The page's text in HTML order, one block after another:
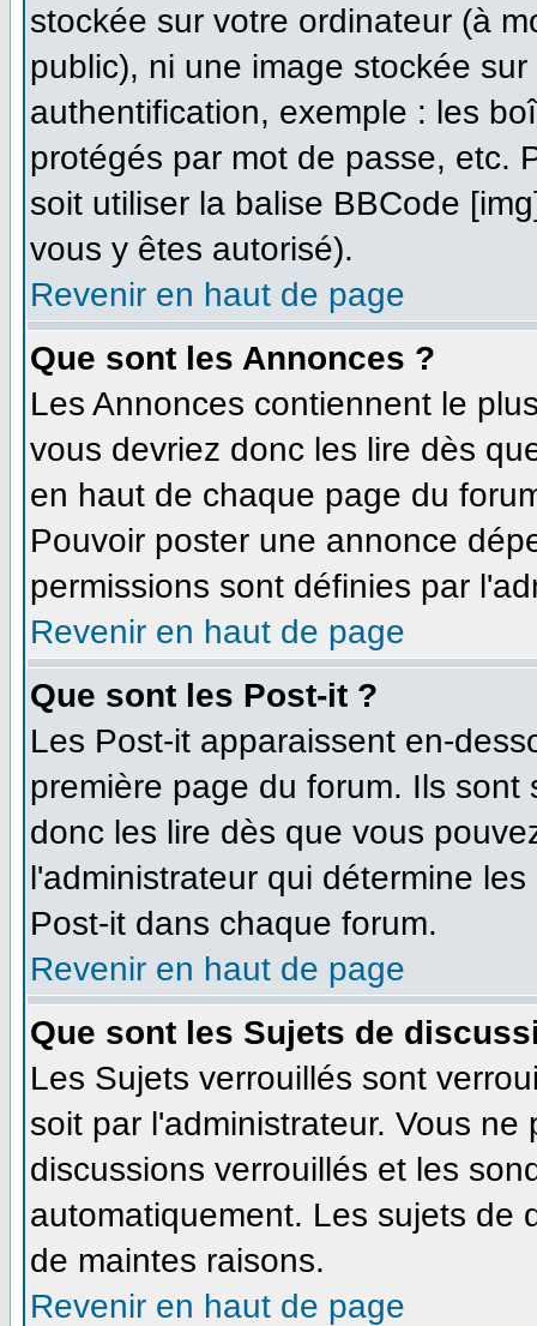
stockée sur votre ordinateur (à
public), ni une image stockée
authentification, exemple : les
protégés par mot de passe, etc.
soit utiliser la balise BBCode
vous y êtes autorisé).
Revenir en haut de page
Que sont les Annonces ?
Les Annonces contiennent le
vous devriez donc les lire dès
en haut de chaque page du
Pouvoir poster une annonce
permissions sont définies par
Revenir en haut de page
Que sont les Post-it ?
Les Post-it apparaissent en-
première page du forum. Ils
donc les lire dès que vous
l'administrateur qui détermine
Post-it dans chaque forum.
Revenir en haut de page
Que sont les Sujets de
Les Sujets verrouillés sont
soit par l'administrateur. Vous
discussions verrouillés et les
automatiquement. Les sujets de
de maintes raisons.
Revenir en haut de page